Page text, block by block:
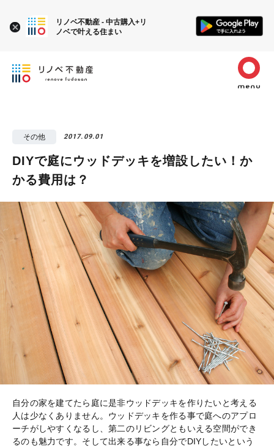
その他 2017.09.01
DIYで庭にウッドデッキを増設したい！か
かる費用は？
自分の家を建てたら庭に是非ウッドデッキを作りたいと考える
人は少なくありません。ウッドデッキを作る事で庭へのアプロ
ーチがしやすくなるし、第二のリビングともいえる空間ができ
るのも魅力です。そして出来る事なら自分でDIYしたいという
リノベ不動産 - 中古購入+リ
ノベで叶える住まい